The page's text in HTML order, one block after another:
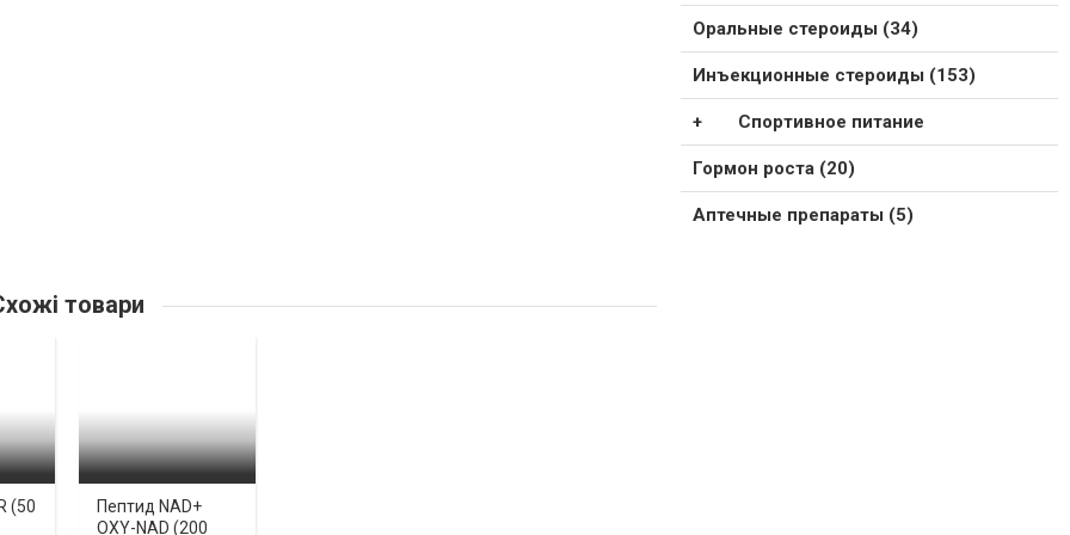
Оральные стероиды (34)
Инъекционные стероиды (153)
Спортивное питание
Гормон роста (20)
Аптечные препараты (5)
товари
(50
Пептид NAD+
OXY-NAD (200